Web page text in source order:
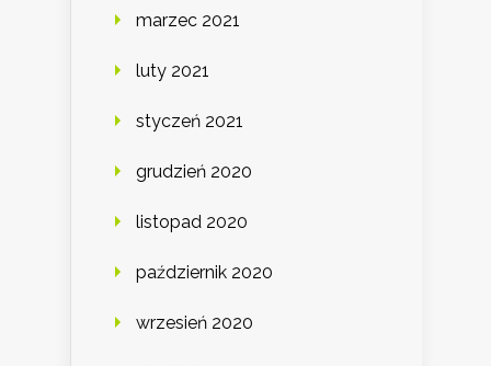
marzec 2021
luty 2021
styczeń 2021
grudzień 2020
listopad 2020
październik 2020
wrzesień 2020